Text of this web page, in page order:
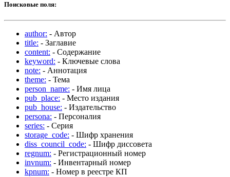
Поисковые поля:
author: - Автор
title: - Заглавие
content: - Содержание
keyword: - Ключевые слова
note: - Аннотация
theme: - Тема
person_name: - Имя лица
pub_place: - Место издания
pub_house: - Издательство
persona: - Персоналия
series: - Серия
storage_code: - Шифр хранения
diss_council_code: - Шифр диссовета
regnum: - Регистрационный номер
invnum: - Инвентарный номер
kpnum: - Номер в реестре КП